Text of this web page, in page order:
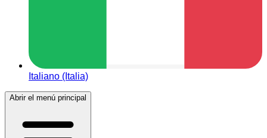
Italiano (Italia)
Abrir el menú principal